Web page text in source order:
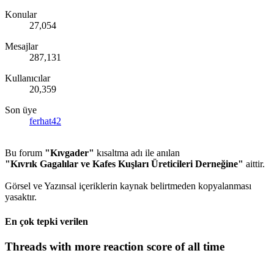
Konular
27,054
Mesajlar
287,131
Kullanıcılar
20,359
Son üye
ferhat42
Bu forum "Kıvgader" kısaltma adı ile anılan
"Kıvrık Gagalılar ve Kafes Kuşları Üreticileri Derneğine" aittir.
Görsel ve Yazınsal içeriklerin kaynak belirtmeden kopyalanması
yasaktır.
En çok tepki verilen
Threads with more reaction score of all time